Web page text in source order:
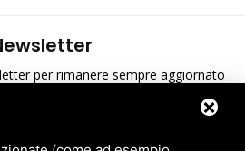
per rimanere sempre aggiornato
dell'informativa sulla privacy